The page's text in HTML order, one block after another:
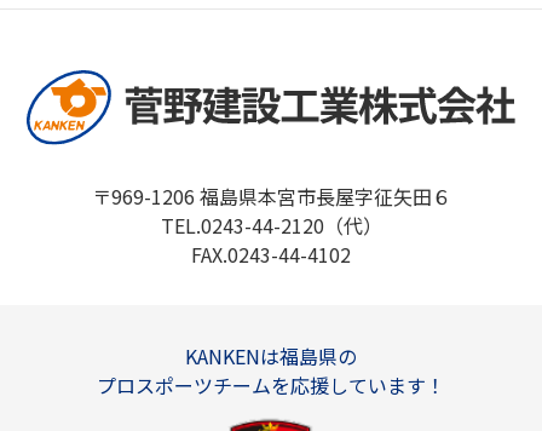
〒969-1206 福島県本宮市長屋字征矢田６
TEL.0243-44-2120（代）
FAX.0243-44-4102
KANKENは福島県の
プロスポーツチームを応援しています！